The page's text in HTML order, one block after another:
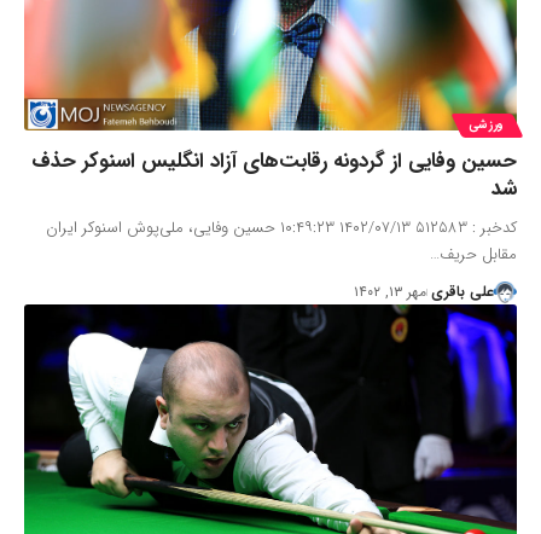
ورزشی
حسین وفایی از گردونه رقابت‌های آزاد انگلیس اسنوکر حذف
شد
کدخبر : ۵۱۲۵۸۳ ۱۴۰۲/۰۷/۱۳ ۱۰:۴۹:۲۳ حسین وفایی، ملی‌پوش اسنوکر ایران
مقابل حریف…
علی باقری مهر ۱۳, ۱۴۰۲